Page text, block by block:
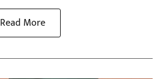
Read More